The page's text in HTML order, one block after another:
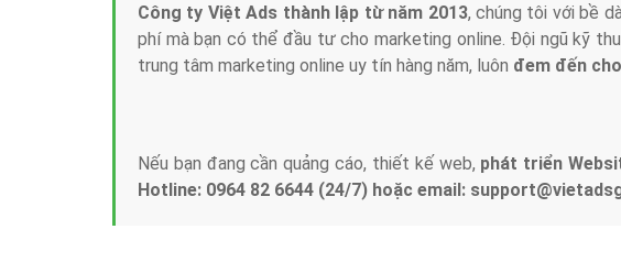
Công ty Việt Ads thành lập từ năm 2013, chúng tôi với bề
phí mà bạn có thể đầu tư cho marketing online. Đội ngũ kỹ
trung tâm marketing online uy tín hàng năm, luôn đem đến
Nếu bạn đang cần quảng cáo, thiết kế web, phát triển
Hotline: 0964 82 6644 (24/7) hoặc email: